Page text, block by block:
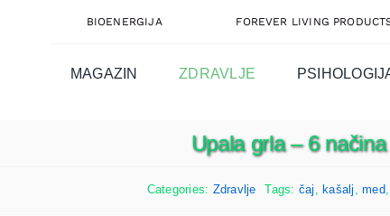
BIOENERGIJA FOREVER LIVING
MAGAZIN ZDRAVLJE
Upala grla – 6
Categories: Zdravlje Tags: čaj ,kašalj ,med